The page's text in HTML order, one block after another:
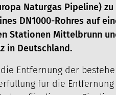
Naturgas Pipeline)
DN1000-Rohres auf
Stationen Mittelbrunn
in Deutschland.
Entfernung der
für die